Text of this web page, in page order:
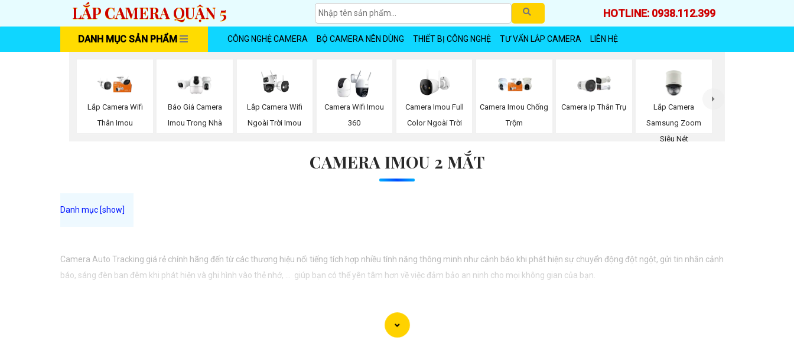
LẮP CAMERA QUẬN 5 HOTLINE: 0938.112.399
DANH MỤC SẢN PHẨM CÔNG NGHỆ CAMERA BỘ CAMERA NÊN DÙNG THIẾT BỊ CÔNG NGHỆ TƯ VẤN LẮP CAMERA LIÊN HỆ
Lắp Camera Wifi
Thân Imou
Báo Giá Camera
Imou Trong Nhà
Lắp Camera Wifi
Ngoài Trời Imou
Camera Wifi Imou
360
Camera Imou Full
Color Ngoài Trời
Camera Imou Chống
Trộm
Camera Ip Thân Trụ
Lắp Camera
Samsung Zoom
Siêu Nét
CAMERA IMOU 2 MẮT
Camera Auto Tracking giá rẻ chính hãng đến từ các thương hiệu nổi tiếng tích hợp nhiều tính năng thông minh như cảnh báo khi phát hiện sự chuyển động đột ngột, gửi tin nhắn cảnh
báo, sáng đèn ban đêm khi phát hiện và ghi hình vào thẻ nhớ, ... giúp bạn có thể yên tâm hơn về việc đảm bảo an ninh cho mọi không gian của bạn.